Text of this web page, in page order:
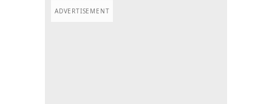
ADVERTISEMENT